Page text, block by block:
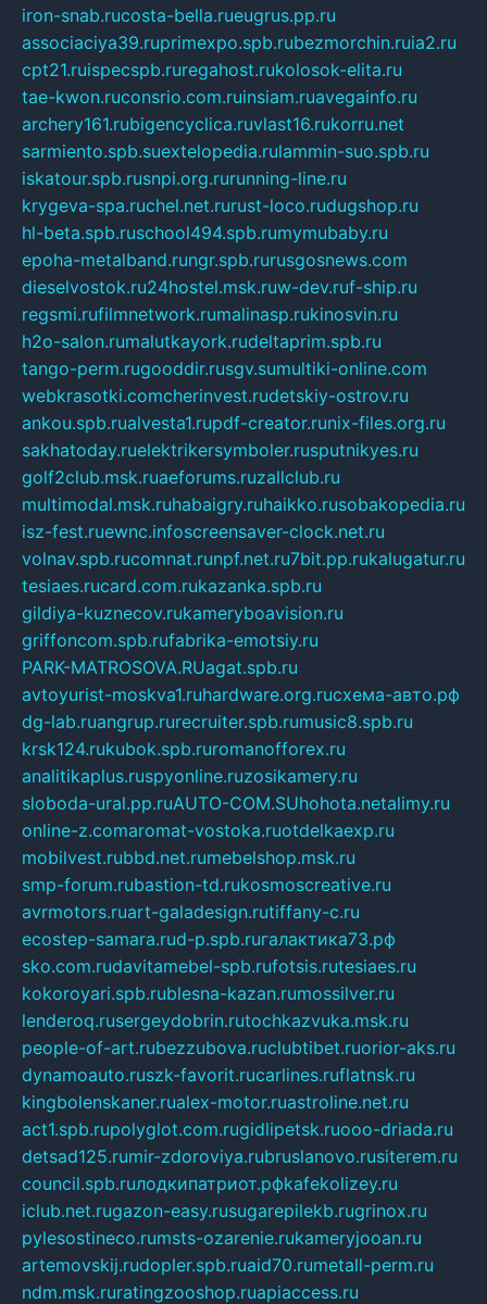
iron-snab.rucosta-bella.rueugrus.pp.ru
associaciya39.ruprimexpo.spb.rubezmorchin.ruia2.ru
cpt21.ruispecspb.ruregahost.rukolosok-elita.ru
tae-kwon.ruconsrio.com.ruinsiam.ruavegainfo.ru
archery161.rubigencyclica.ruvlast16.rukorru.net
sarmiento.spb.suextelopedia.rulammin-suo.spb.ru
iskatour.spb.rusnpi.org.rurunning-line.ru
krygeva-spa.ruchel.net.rurust-loco.rudugshop.ru
hl-beta.spb.ruschool494.spb.rumymubaby.ru
epoha-metalband.rungr.spb.rurusgosnews.com
dieselvostok.ru24hostel.msk.ruw-dev.ruf-ship.ru
regsmi.rufilmnetwork.rumalinasp.rukinosvin.ru
h2o-salon.rumalutkayork.rudeltaprim.spb.ru
tango-perm.rugooddir.rusgv.sumultiki-online.com
webkrasotki.comcherinvest.rudetskiy-ostrov.ru
ankou.spb.rualvesta1.rupdf-creator.runix-files.org.ru
sakhatoday.ruelektrikersymboler.rusputnikyes.ru
golf2club.msk.ruaeforums.ruzallclub.ru
multimodal.msk.ruhabaigry.ruhaikko.rusobakopedia.ru
isz-fest.ruewnc.infoscreensaver-clock.net.ru
volnav.spb.rucomnat.runpf.net.ru7bit.pp.rukalugatur.ru
tesiaes.rucard.com.rukazanka.spb.ru
gildiya-kuznecov.rukameryboavision.ru
griffoncom.spb.rufabrika-emotsiy.ru
PARK-MATROSOVA.RUagat.spb.ru
avtoyurist-moskva1.ruhardware.org.ruсхема-авто.рф
dg-lab.ruangrup.rurecruiter.spb.rumusic8.spb.ru
krsk124.rukubok.spb.ruromanofforex.ru
analitikaplus.ruspyonline.ruzosikamery.ru
sloboda-ural.pp.ruAUTO-COM.SUhohota.netalimy.ru
online-z.comaromat-vostoka.ruotdelkaexp.ru
mobilvest.rubbd.net.rumebelshop.msk.ru
smp-forum.rubastion-td.rukosmoscreative.ru
avrmotors.ruart-galadesign.rutiffany-c.ru
ecostep-samara.rud-p.spb.ruгалактика73.рф
sko.com.rudavitamebel-spb.rufotsis.rutesiaes.ru
kokoroyari.spb.rublesna-kazan.rumossilver.ru
lenderoq.rusergeydobrin.rutochkazvuka.msk.ru
people-of-art.rubezzubova.ruclubtibet.ruorior-aks.ru
dynamoauto.ruszk-favorit.rucarlines.ruflatnsk.ru
kingbolenskaner.rualex-motor.ruastroline.net.ru
act1.spb.rupolyglot.com.rugidlipetsk.ruooo-driada.ru
detsad125.rumir-zdoroviya.rubruslanovo.rusiterem.ru
council.spb.ruлодкипатриот.рфkafekolizey.ru
iclub.net.rugazon-easy.rusugarepilekb.rugrinox.ru
pylesostineco.rumsts-ozarenie.rukameryjooan.ru
artemovskij.rudopler.spb.ruaid70.rumetall-perm.ru
ndm.msk.ruratingzooshop.ruapiaccess.ru